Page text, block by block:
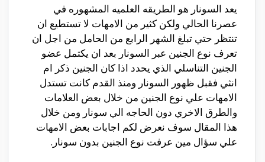
يعد السونار هو الطريقه العلميه المشهوره في
عصرنا الحالي ولكن كثير من الامهات لا تستطيع ان
تنتظر حتي تبلغ الشهر الرابع من الحامل من اجل ان
تعرف نوع الجنين عبر السونار بعد ان يكتمل عضو
الجنين التناسلي الذي يحدد اذا كان الجنين ذكر ام
انثي فقبل ظهور السونار ومنذ القدم كانت تستدل
الامهات علي نوع الجنين من خلال بعض العلامات
والطرق الاخري دون الحاجه الي سونار ومن خلال
هذا المقال سوف نعرض لكم اجابات بعض الامهات
علي سؤال مين عرفت نوع الجنين بدون سونار.